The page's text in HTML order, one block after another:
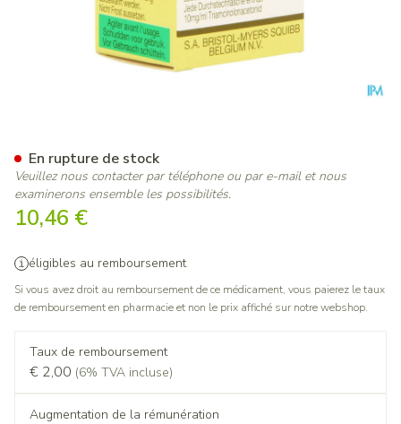
10,46 €
éligibles au remboursement
Si vous avez droit au remboursement de ce médicament, vous paierez le taux
de remboursement en pharmacie et non le prix affiché sur notre webshop.
Taux de remboursement
€ 2,00 (6% TVA incluse)
Augmentation de la rémunération
En rupture de stock
Veuillez nous contacter par téléphone ou par e-mail et nous
examinerons ensemble les possibilités.